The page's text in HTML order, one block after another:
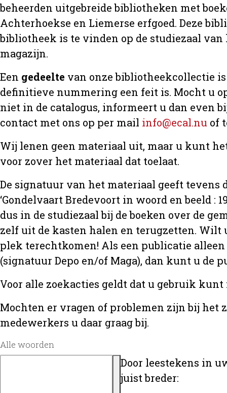
beheerden uitgebreide bibliotheken met
Achterhoekse en Liemerse erfgoed. Deze
bibliotheek is te vinden op de studiezaal
magazijn.
Een gedeelte van onze bibliotheekcollectie
definitieve nummering een feit is. Mocht u
niet in de catalogus, informeert u dan even
contact met ons op per mail info@ecal.nu of
Wij lenen geen materiaal uit, maar u kunt
voor zover het materiaal dat toelaat.
De signatuur van het materiaal geeft tevens
‘Gondelvaart Bredevoort in woord en beeld :
dus in de studiezaal bij de boeken over de
zelf uit de kasten halen en terugzetten. Wilt
plek terechtkomen! Als een publicatie
(signatuur Depo en/of Maga), dan kunt u de
Voor alle zoekacties geldt dat u gebruik
Mochten er vragen of problemen zijn bij het
medewerkers u daar graag bij.
Alle woorden
Door leestekens in
juist breder: